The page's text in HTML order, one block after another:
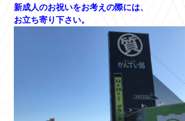
新成人のお祝いをお考えの際には、
お立ち寄り下さい。